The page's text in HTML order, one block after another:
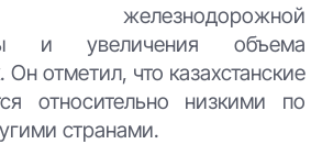
железнодорожной
и увеличения объема
Он отметил, что казахстанские
относительно низкими по
странами.